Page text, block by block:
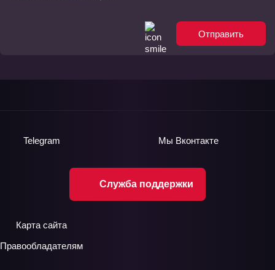
Отправить
Служба поддержки
Telegram Мы Вконтакте
Карта сайта
Правообладателям